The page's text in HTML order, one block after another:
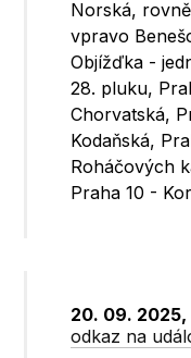
Norská,
vpravo
Objížďka -
28. pluku,
Chorvatská,
Kodaňská,
Roháčových
Praha 10 -
20. 09.
odkaz na